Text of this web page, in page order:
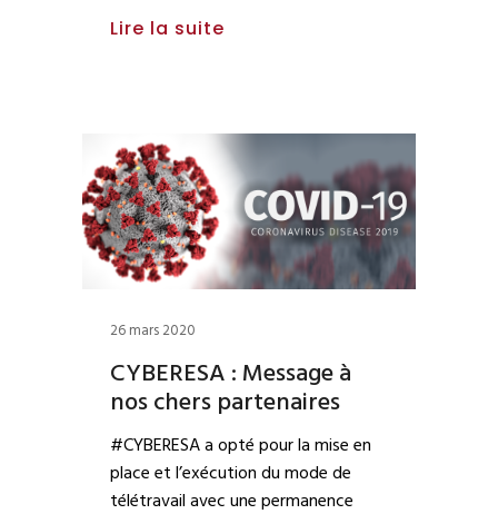
Lire la suite
26 mars 2020
CYBERESA : Message à
nos chers partenaires
#CYBERESA a opté pour la mise en
place et l’exécution du mode de
télétravail avec une permanence